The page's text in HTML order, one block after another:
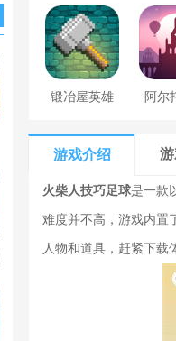
锻冶屋英雄 阿尔
游戏介绍
火柴人技巧足球是一款
难度并不高，游戏内置
人物和道具，赶紧下载